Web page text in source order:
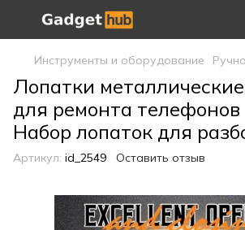
Инструменты и оборудование
Лопатки
для ремонта
Набор лопаток для
Артикул: id_2549 Оставить отзыв